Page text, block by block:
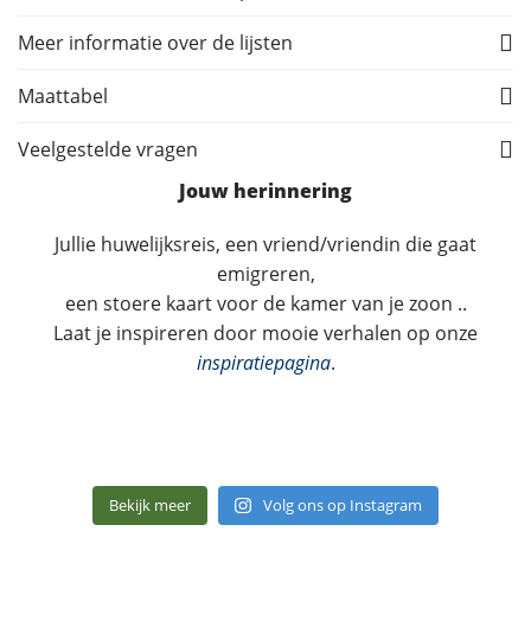
Meer informatie over de lijsten
Maattabel
Veelgestelde vragen
Jouw herinnering
Jullie huwelijksreis, een vriend/vriendin die gaat
emigreren,
een stoere kaart voor de kamer van je zoon ..
Laat je inspireren door mooie verhalen op onze
inspiratiepagina.
Bekijk meer Volg ons op Instagram